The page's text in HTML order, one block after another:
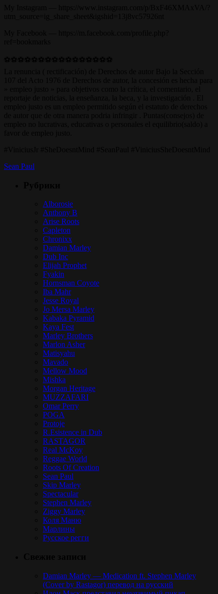
Sean Paul
Alborosie
Anthony B
Arise Roots
Capleton
Chronixx
Damian Marley
Dub Inc
Elijah Prophet
Fyakin
Hornsman Coyote
Iba Mahr
Jesse Royal
Jo Mersa Marley
Kabaka Pyramid
Kaya Fest
Marley Brothers
Marlon Asher
Matisyahu
Mavado
Mellow Mood
Mishka
Morgan Heritage
MUZZAFARI
Omar Perry
POGA
Protoje
R.Esistence in Dub
RASTAGOR
Real McKoy
Reggae World
Roots Of Creation
Sean Paul
Skip Marley
Spectacular
Stephen Marley
Ziggy Marley
Коля Маню
Марлины
Русское регги
Damian Marley — Medication ft. Stephen Marley
(Cover by Rastagor) перевод на русский